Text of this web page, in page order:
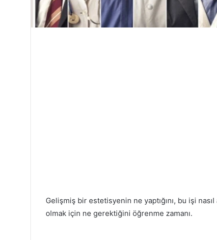
Gelişmiş bir estetisyenin ne yaptığını, bu işi
olmak için ne gerektiğini öğrenme zamanı.